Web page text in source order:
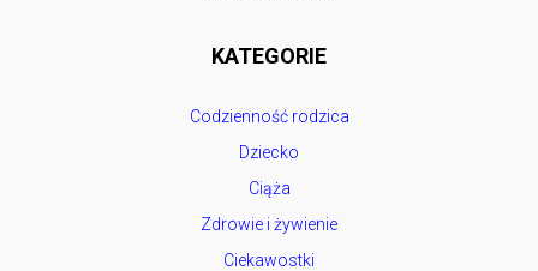
KATEGORIE
Codzienność rodzica
Dziecko
Ciąża
Zdrowie i żywienie
Ciekawostki